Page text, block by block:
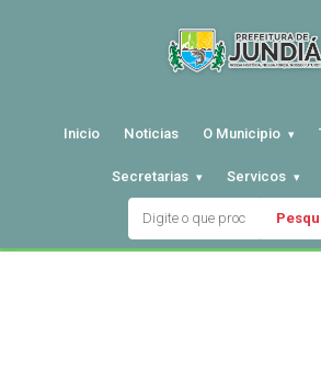
Inicio Noticias O Municipio
Secretarias Servicos